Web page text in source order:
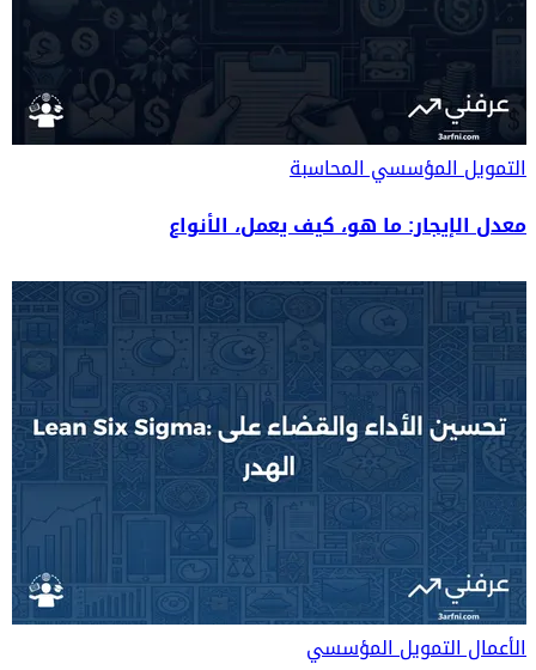
التمويل المؤسسيالمحاسبة
معدل الإيجار: ما هو، كيف يعمل، الأنواع
الأعمالالتمويل المؤسسي